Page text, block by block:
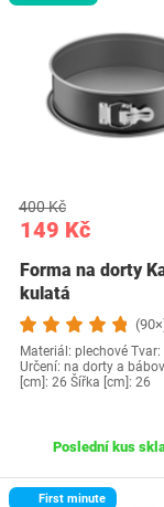
149 Kč
400 Kč
Forma na dorty
kulatá
Materiál: plechové
Určení: na dorty a
[cm]: 26 Šířka [cm]: 26
Poslední kus
First minute